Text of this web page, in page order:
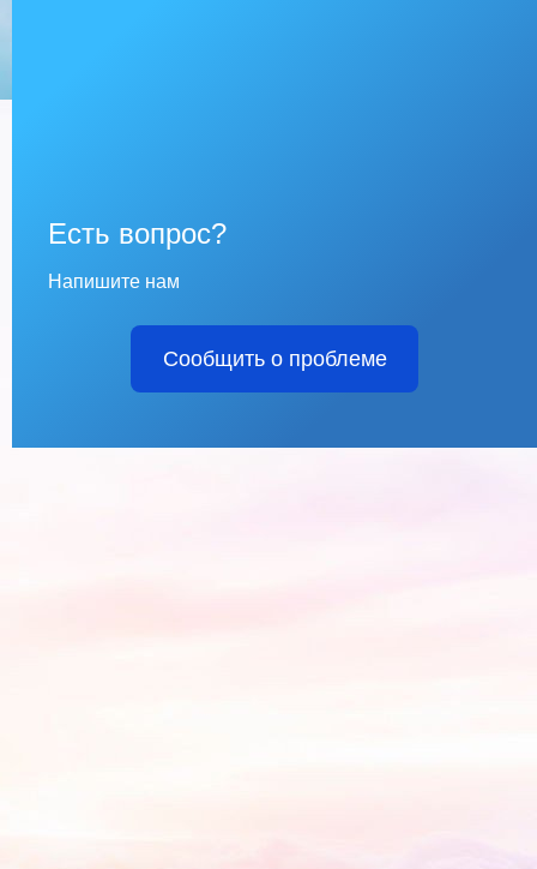
Есть вопрос?
Напишите нам
Сообщить о проблеме